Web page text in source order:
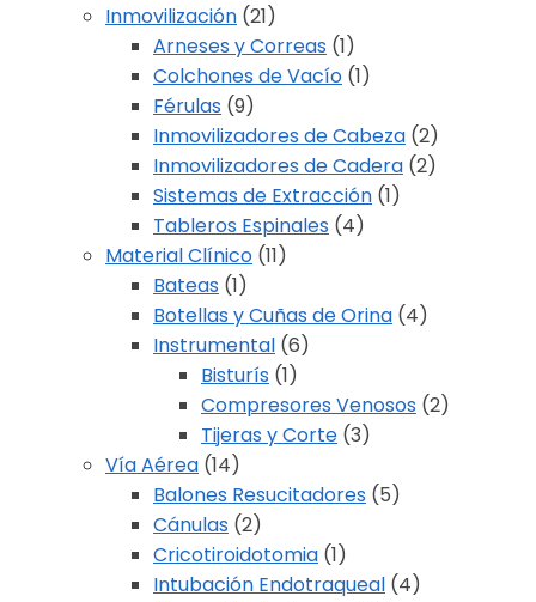
Inmovilización (21)
Arneses y Correas (1)
Colchones de Vacío (1)
Férulas (9)
Inmovilizadores de Cabeza (2)
Inmovilizadores de Cadera (2)
Sistemas de Extracción (1)
Tableros Espinales (4)
Material Clínico (11)
Bateas (1)
Botellas y Cuñas de Orina (4)
Instrumental (6)
Bisturís (1)
Compresores Venosos (2)
Tijeras y Corte (3)
Vía Aérea (14)
Balones Resucitadores (5)
Cánulas (2)
Cricotiroidotomia (1)
Intubación Endotraqueal (4)